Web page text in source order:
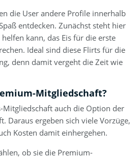
die User andere Profile innerhalb
entdecken. Zunächst steht hier
kann, das Eis für die erste
Ideal sind diese Flirts für die
denn damit vergeht die Zeit wie
Mitgliedschaft?
Mitgliedschaft auch die Option der
Daraus ergeben sich viele Vorzüge,
Kosten damit einhergehen.
ob sie die Premium-